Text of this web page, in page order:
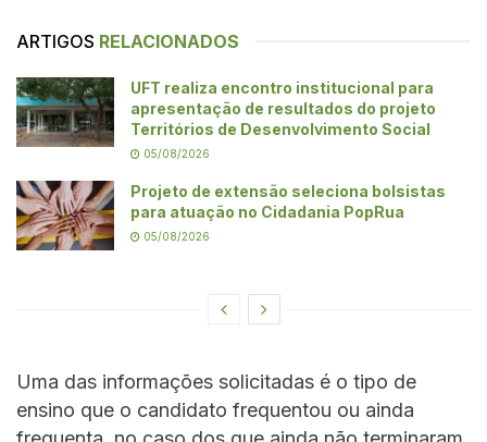
ARTIGOS RELACIONADOS
UFT realiza encontro institucional para
apresentação de resultados do projeto
Territórios de Desenvolvimento Social
05/08/2026
Projeto de extensão seleciona bolsistas
para atuação no Cidadania PopRua
05/08/2026
Uma das informações solicitadas é o tipo de
ensino que o candidato frequentou ou ainda